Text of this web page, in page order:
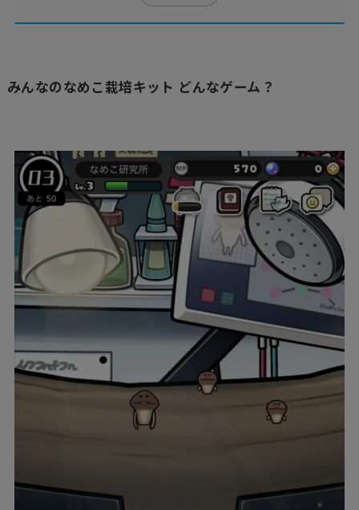
みんなのなめこ栽培キット どんなゲーム？